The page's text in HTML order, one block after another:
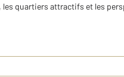
quartiers attractifs et les